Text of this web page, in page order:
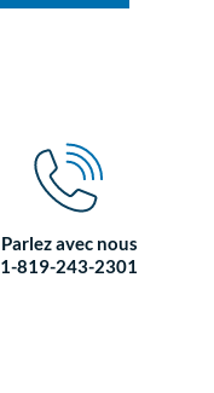
Parlez avec nous
1-819-243-2301